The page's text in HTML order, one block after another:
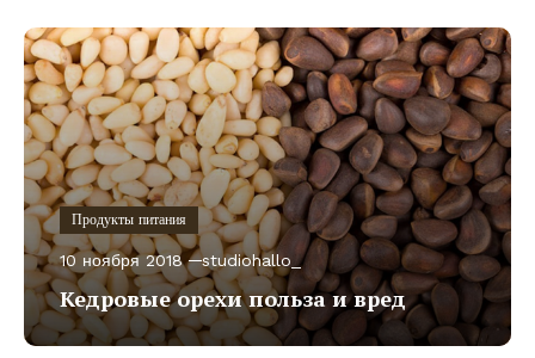
Продукты питания
10 ноября 2018 studiohallo_
Кедровые орехи польза и вред